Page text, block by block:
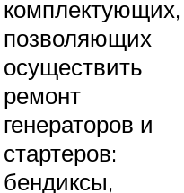
комплектующих,
позволяющих
осуществить
ремонт
генераторов и
стартеров:
бендиксы,